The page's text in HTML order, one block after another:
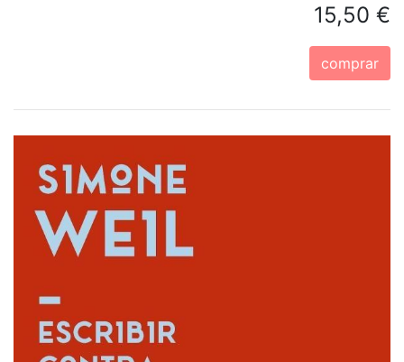
15,50 €
comprar